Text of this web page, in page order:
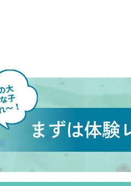
まずは体験